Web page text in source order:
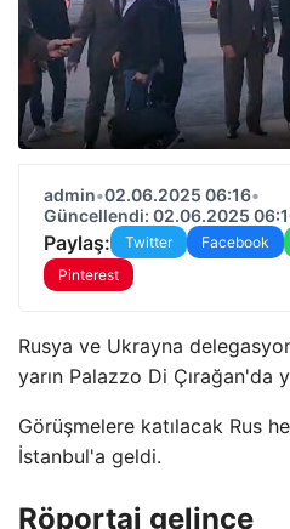
admin•02.06.2025 06:16•
Güncellendi: 02.06.2025
Paylaş: Twitter Facebook
Pinterest
Rusya ve Ukrayna
yarın Palazzo Di Çırağan'da
Görüşmelere katılacak Rus
İstanbul'a geldi.
Röportaj gelince